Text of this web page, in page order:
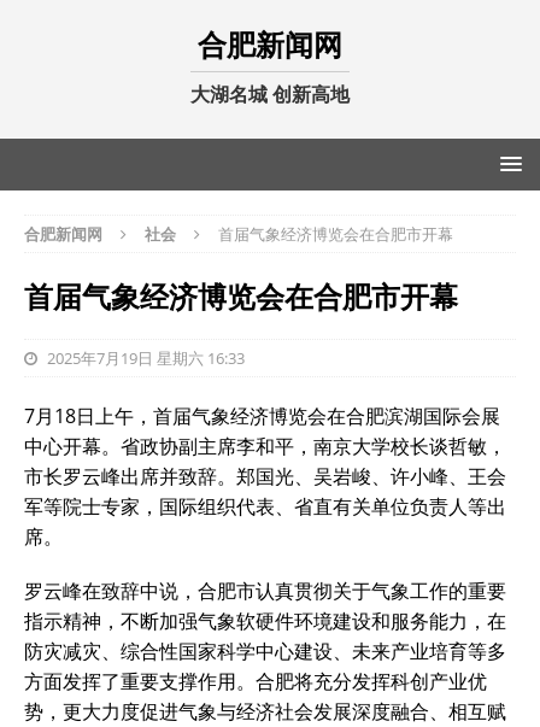
合肥新闻网
大湖名城 创新高地
合肥新闻网 社会 首届气象经济博览会在合肥市开幕
首届气象经济博览会在合肥市开幕
2025年7月19日 星期六 16:33
7月18日上午，首届气象经济博览会在合肥滨湖国际会展
中心开幕。省政协副主席李和平，南京大学校长谈哲敏，
市长罗云峰出席并致辞。郑国光、吴岩峻、许小峰、王会
军等院士专家，国际组织代表、省直有关单位负责人等出
席。
罗云峰在致辞中说，合肥市认真贯彻关于气象工作的重要
指示精神，不断加强气象软硬件环境建设和服务能力，在
防灾减灾、综合性国家科学中心建设、未来产业培育等多
方面发挥了重要支撑作用。合肥将充分发挥科创产业优
势，更大力度促进气象与经济社会发展深度融合、相互赋